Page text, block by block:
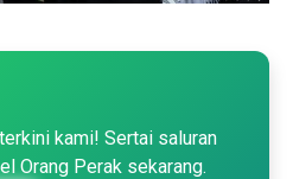
kami! Sertai saluran
Orang Perak sekarang.